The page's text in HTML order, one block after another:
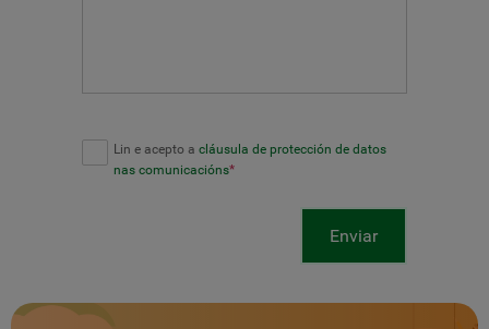
Lin e acepto a cláusula de protección de datos
nas comunicacións*
Enviar